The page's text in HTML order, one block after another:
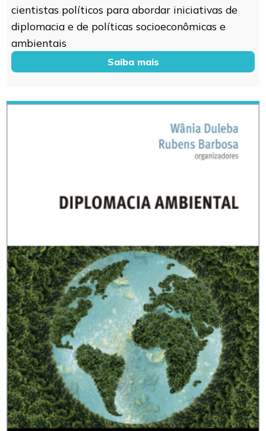
cientistas políticos para abordar iniciativas de
diplomacia e de políticas socioeconômicas e
ambientais
Saiba mais